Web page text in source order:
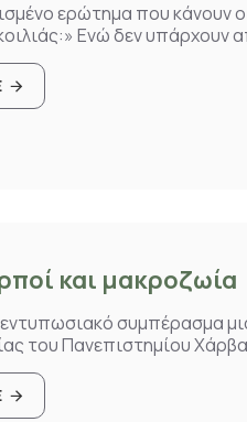
ερώτημα που κάνουν
Ενώ δεν υπάρχουν
και μακροζωία
συμπέρασμα
του Πανεπιστημίου